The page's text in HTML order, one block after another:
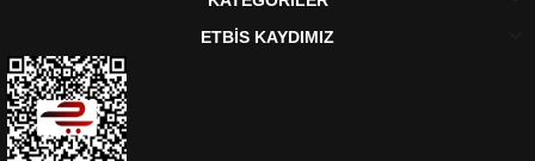
ETBİS KAYDIMIZ